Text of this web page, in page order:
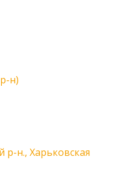
н)
н., Харьковская